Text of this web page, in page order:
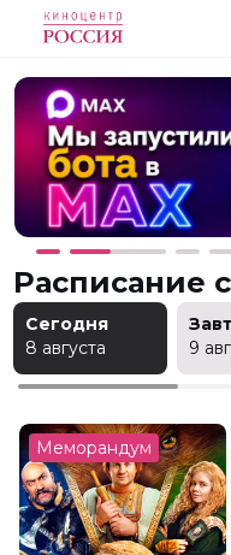
Расписание
Сегодня
8 августа
9
Меморандум